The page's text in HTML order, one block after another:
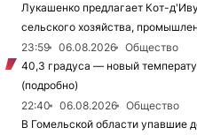
Лукашенко предлагает Кот-
сельского хозяйства,
23:59
06.08.2026
Общество
40,3 градуса — новый
(подробно)
22:40
06.08.2026
Общество
В Гомельской области упавшие